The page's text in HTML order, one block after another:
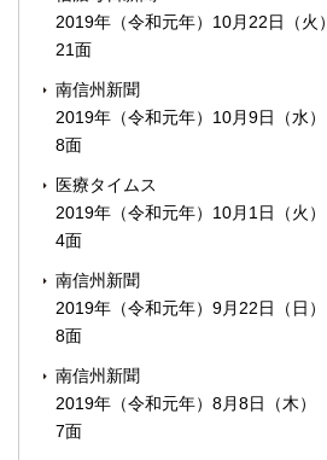
2019年（令和元年）10月22日（火）
21面
南信州新聞
2019年（令和元年）10月9日（水）
8面
医療タイムス
2019年（令和元年）10月1日（火）
4面
南信州新聞
2019年（令和元年）9月22日（日）
8面
南信州新聞
2019年（令和元年）8月8日（木）
7面